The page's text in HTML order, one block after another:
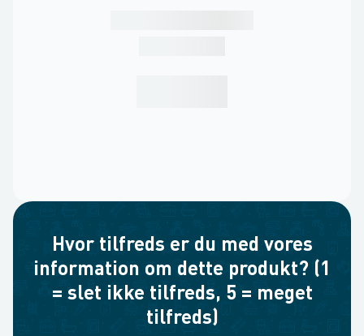
Hvor tilfreds er du med vores
information om dette produkt? (1
= slet ikke tilfreds, 5 = meget
tilfreds)